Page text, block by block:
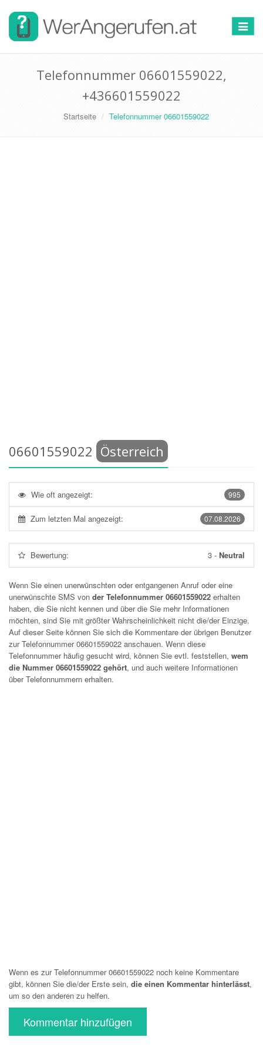
Toggle
Telefonnummer 06601559022,
+436601559022
Startseite Telefonnummer 06601559022
06601559022 Österreich
995
Wie oft angezeigt:
07.08.2026
Zum letzten Mal angezeigt:
Bewertung: 3 - Neutral
Wenn Sie einen unerwünschten oder entgangenen Anruf oder eine
unerwünschte SMS von der Telefonnummer 06601559022 erhalten
haben, die Sie nicht kennen und über die Sie mehr Informationen
möchten, sind Sie mit größter Wahrscheinlichkeit nicht die/der Einzige.
Auf dieser Seite können Sie sich die Kommentare der übrigen Benutzer
zur Telefonnummer06601559022 anschauen. Wenn diese
Telefonnummer häufig gesucht wird, können Sie evtl. feststellen, wem
die Nummer 06601559022 gehört, und auch weitere Informationen
über Telefonnummern erhalten.
Wenn es zur Telefonnummer 06601559022 noch keine Kommentare
gibt, können Sie die/der Erste sein, die einen Kommentar hinterlässt,
um so den anderen zu helfen.
Kommentar hinzufügen